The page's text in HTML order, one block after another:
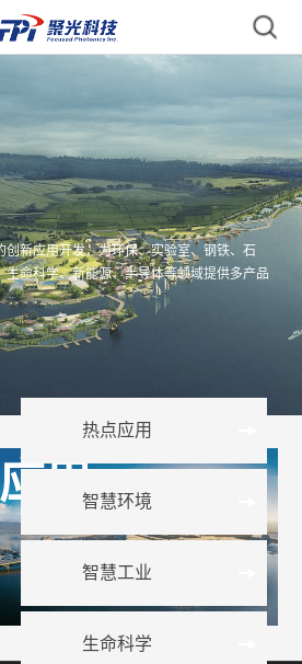
创新应用开发，为环保、实验室、钢铁、石
生命科学、新能源、半导体等领域提供多产品
热点应用
智慧环境
智慧工业
生命科学
用